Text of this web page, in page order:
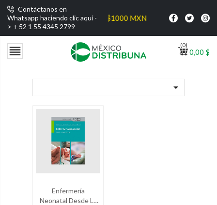
Contáctanos en
Whatsapp haciendo clic aquí -
> + 52 1 55 4345 2799
por compras superiores a $1000 MXN
 0,00 $
(0)

Enfermería
Neonatal Desde La